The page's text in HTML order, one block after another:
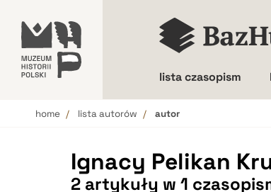
lista czasopism
home lista autorów autor
Ignacy Pelikan
2 artykuły w 1